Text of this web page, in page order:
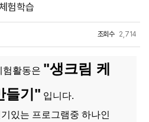
험학습
조회수 2,714
험활동은 "생크림 케
들기" 입니다.
있는 프로그램중 하나인